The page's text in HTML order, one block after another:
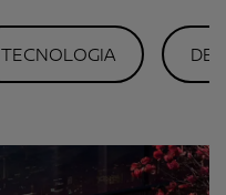
TECNOLOGIA